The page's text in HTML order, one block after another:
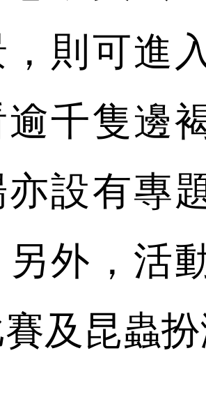
則可進
逾千隻邊
亦設有專
外，活
及昆蟲